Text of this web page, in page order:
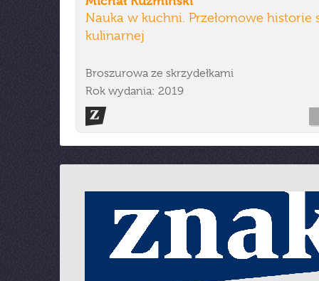
Nauka w kuchni. Przełomowe historie
kulinarnej
Broszurowa ze skrzydełkami
Rok wydania: 2019